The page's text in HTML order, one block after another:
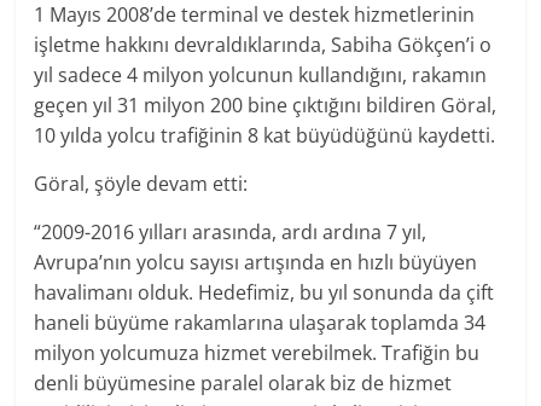
1 Mayıs 2008’de terminal ve destek hizmetlerinin
işletme hakkını devraldıklarında, Sabiha Gökçen’i o
yıl sadece 4 milyon yolcunun kullandığını, rakamın
geçen yıl 31 milyon 200 bine çıktığını bildiren Göral,
10 yılda yolcu trafiğinin 8 kat büyüdüğünü kaydetti.
Göral, şöyle devam etti:
“2009-2016 yılları arasında, ardı ardına 7 yıl,
Avrupa’nın yolcu sayısı artışında en hızlı büyüyen
havalimanı olduk. Hedefimiz, bu yıl sonunda da çift
haneli büyüme rakamlarına ulaşarak toplamda 34
milyon yolcumuza hizmet verebilmek. Trafiğin bu
denli büyümesine paralel olarak biz de hizmet